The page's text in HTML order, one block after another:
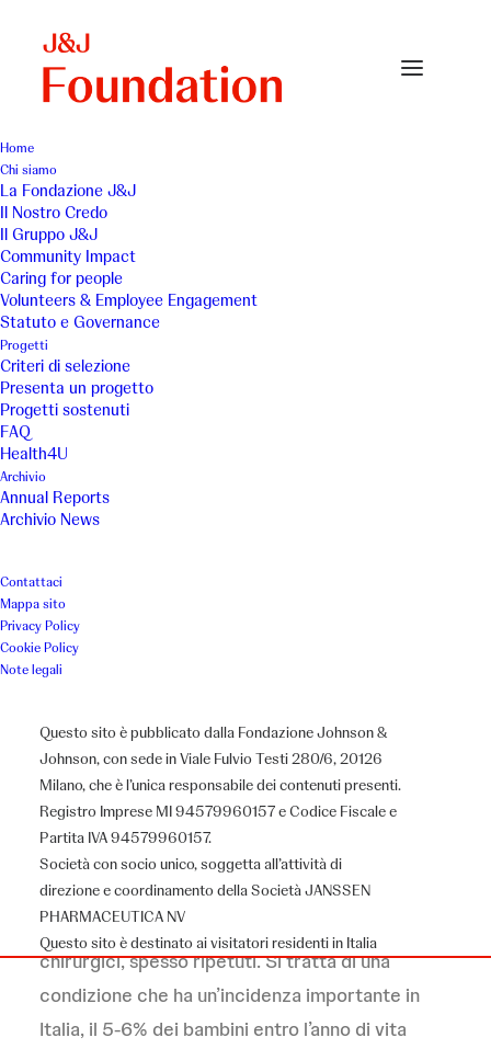
Home
Chi siamo
La Fondazione J&J
Il Nostro Credo
Il Gruppo J&J
Community Impact
Caring for people
Volunteers & Employee Engagement
Statuto e Governance
Progetti
Criteri di selezione
Presenta un progetto
Progetti sostenuti
FAQ
Health4U
Archivio
Annual Reports
Archivio News
Contattaci
Mappa sito
Privacy Policy
Cookie Policy
Note legali
Questo sito è pubblicato dalla Fondazione Johnson &
Johnson, con sede in Viale Fulvio Testi 280/6, 20126
Milano, che è l’unica responsabile dei contenuti presenti.
Registro Imprese MI 94579960157 e Codice Fiscale e
Partita IVA 94579960157.
Società con socio unico, soggetta all’attività di
direzione e coordinamento della Società JANSSEN
PHARMACEUTICA NV
Questo sito è destinato ai visitatori residenti in Italia
Accoglienza e Supporto
Luogo
Trieste
Associazione
ABC Burlo
Il Progetto
Quando un bambino nasce con una
malformazione la sua vita andrà subito incontro
a prove importanti e, con lui, i genitori dovranno
affrontare lunghi periodi in ospedale e interventi
chirurgici, spesso ripetuti. Si tratta di una
condizione che ha un’incidenza importante in
Italia, il 5-6% dei bambini entro l’anno di vita